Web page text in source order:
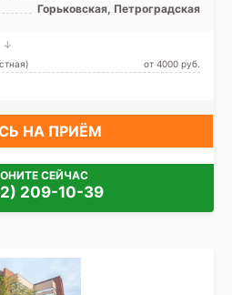
Горьковская, Петроградская
↓
от 4000 pуб.
НА ПРИЁМ
СЕЙЧАС
209-10-39